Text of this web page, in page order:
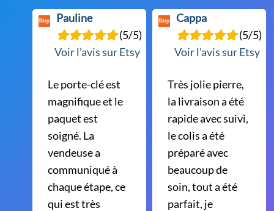
la
page
du
Pauline
(5/5)
Voir l’avis sur Etsy
Le porte-clé est
magnifique et le
paquet est
soigné. La
vendeuse a
communiqué à
chaque étape, ce
qui est très
Cappa
(5/5)
Voir l’avis sur Etsy
Très jolie pierre,
la livraison a été
rapide avec suivi,
le colis a été
préparé avec
beaucoup de
soin, tout a été
parfait, je